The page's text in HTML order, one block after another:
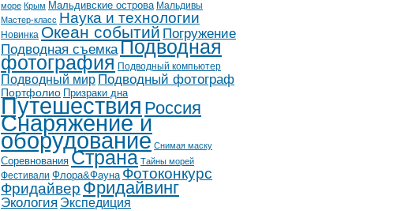
море Крым Мальдивские острова Мальдивы
Мастер-класс Наука и технологии
Новинка Океан событий Погружение
Подводная съемкаПодводная
фотография Подводный компьютер
Подводный мир Подводный фотограф
Портфолио Призраки дна
Путешествия Россия
Снаряжение и
оборудование Снимая маску
Соревнования Страна Тайны морей
Фестивали Флора&Фауна Фотоконкурс
Фридайвер Фридайвинг
Экология Экспедиция